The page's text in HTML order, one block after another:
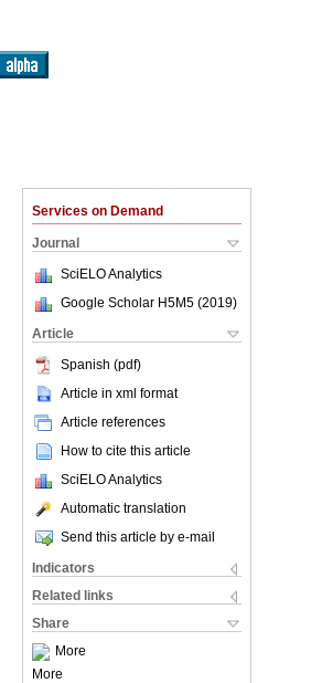
Services on Demand
Journal
SciELO Analytics
Google Scholar H5M5 (2019)
Article
Spanish (pdf)
Article in xml format
Article references
How to cite this article
SciELO Analytics
Automatic translation
Send this article by e-mail
Indicators
Related links
Share
More
More